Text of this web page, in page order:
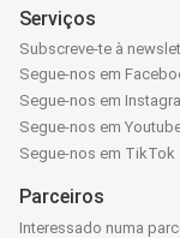
Serviços
Subscreve-te à
Segue-nos em
Segue-nos em
Segue-nos em
Segue-nos em TikTok
Parceiros
Interessado numa